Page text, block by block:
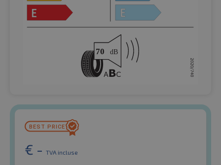
€ - TVA incluse